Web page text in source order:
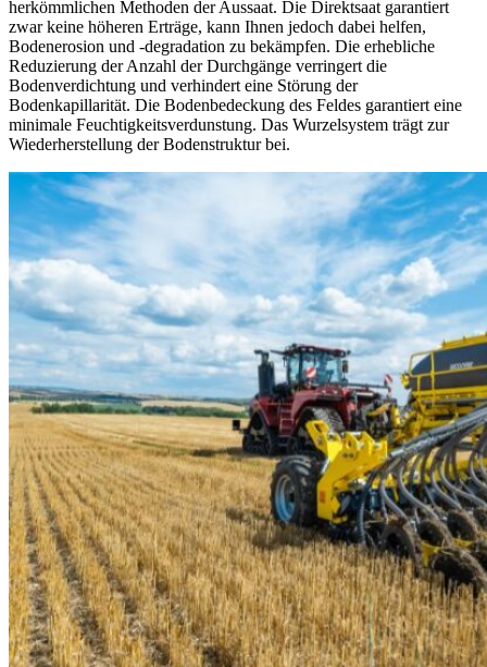
herkömmlichen Methoden der Aussaat. Die Direktsaat garantiert
zwar keine höheren Erträge, kann Ihnen jedoch dabei helfen,
Bodenerosion und -degradation zu bekämpfen. Die erhebliche
Reduzierung der Anzahl der Durchgänge verringert die
Bodenverdichtung und verhindert eine Störung der
Bodenkapillarität. Die Bodenbedeckung des Feldes garantiert eine
minimale Feuchtigkeitsverdunstung. Das Wurzelsystem trägt zur
Wiederherstellung der Bodenstruktur bei.